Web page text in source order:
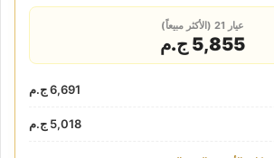
عيار 21 (الأكثر مبيعاً)
5,855 ج.م
6,691 ج.م
5,018 ج.م